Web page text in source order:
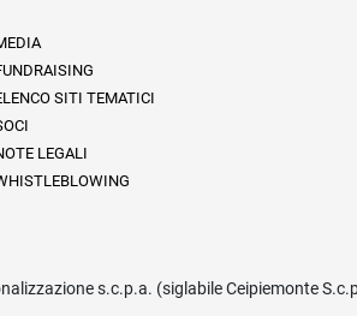
legali e trasparenza
SITI TEMATICI
LEGALI
s.c.p.a. (siglabile Ceipiemonte